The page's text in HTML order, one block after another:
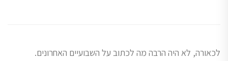
לכאורה, לא היה הרבה מה לכתוב על השבועיים האחרונים.